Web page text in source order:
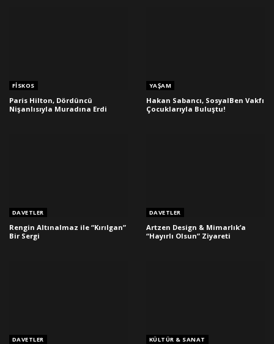
FISKOS
Paris Hilton, Dördüncü
Nişanlısıyla Muradına Erdi
YAŞAM
Hakan Sabancı, SosyalBen Vakfı
Çocuklarıyla Buluştu!
DAVETLER
Rengin Altınalmaz ile “Kırılgan”
Bir Sergi
DAVETLER
Artzen Design & Mimarlık’a
“Hayırlı Olsun” Ziyareti
DAVETLER KÜLTÜR & SANAT